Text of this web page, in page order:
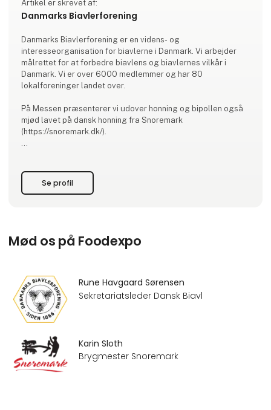
Artikel er skrevet af:
Danmarks Biavlerforening
Danmarks Biavlerforening er en videns- og
interesseorganisation for biavlerne i Danmark. Vi arbejder
målrettet for at forbedre biavlens og biavlernes vilkår i
Danmark. Vi er over 6000 medlemmer og har 80
lokalforeninger landet over.
På Messen præsenterer vi udover honning og bipollen også
mjød lavet på dansk honning fra Snoremark
(https://snoremark.dk/).
- at forbedre biavlernes vilkår i Danmark
- at sikre, at afgrøderne i dansk landbrug og frugtavl bliv
Se profil
Mød os på Foodexpo
Rune Havgaard Sørensen
Sekretariatsleder Dansk Biavl
Karin Sloth
Brygmester Snoremark